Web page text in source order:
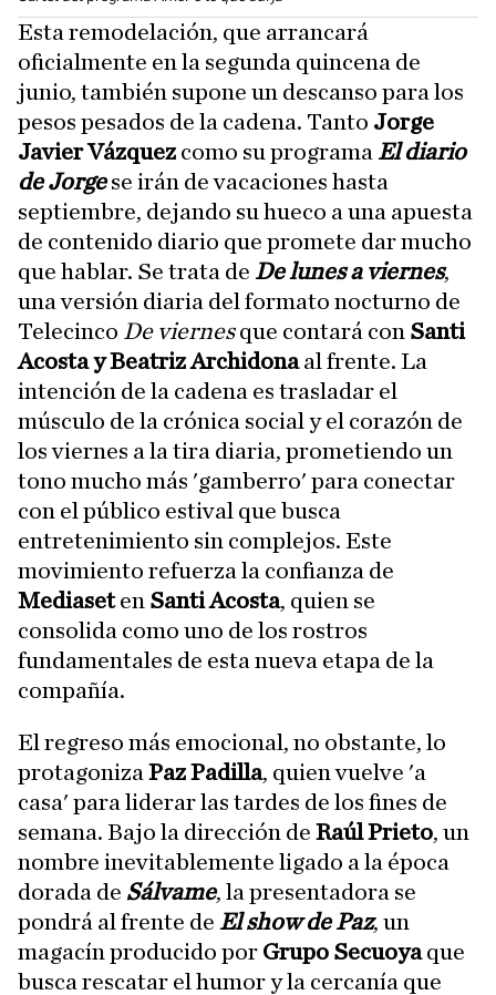
Esta remodelación, que arrancará
oficialmente en la segunda quincena de
junio, también supone un descanso para los
pesos pesados de la cadena. Tanto Jorge
Javier Vázquezcomo su programa El diario
de Jorgese irán de vacaciones hasta
septiembre, dejando su hueco a una apuesta
de contenido diario que promete dar mucho
que hablar. Se trata de De lunes a viernes,
una versión diaria del formato nocturno de
Telecinco De viernesque contará con Santi
Acosta y Beatriz Archidonaal frente. La
intención de la cadena es trasladar el
músculo de la crónica social y el corazón de
los viernes a la tira diaria, prometiendo un
tono mucho más 'gamberro' para conectar
con el público estival que busca
entretenimiento sin complejos. Este
movimiento refuerza la confianza de
Mediaseten Santi Acosta, quien se
consolida como uno de los rostros
fundamentales de esta nueva etapa de la
compañía.
El regreso más emocional, no obstante, lo
protagoniza Paz Padilla, quien vuelve 'a
casa' para liderar las tardes de los fines de
semana. Bajo la dirección de Raúl Prieto, un
nombre inevitablemente ligado a la época
dorada de Sálvame, la presentadora se
pondrá al frente de El show de Paz, un
magacín producido por Grupo Secuoyaque
busca rescatar el humor y la cercanía que